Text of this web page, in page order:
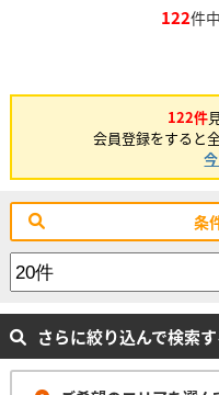
122件中
122件
会員登録をすると
条
さらに絞り込んで検索す